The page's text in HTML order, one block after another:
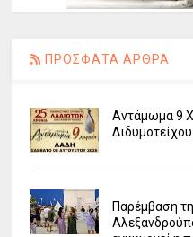
ΠΡΟΣΦΑΤΑ ΑΡΘΡΑ
Αντάμωμα 9
Διδυμοτείχου
Παρέμβαση